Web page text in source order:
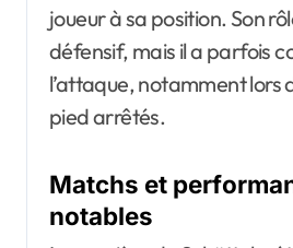
joueur à sa position. Son
défensif, mais il a parfois
l’attaque, notamment lors
pied arrêtés.
Matchs et
notables